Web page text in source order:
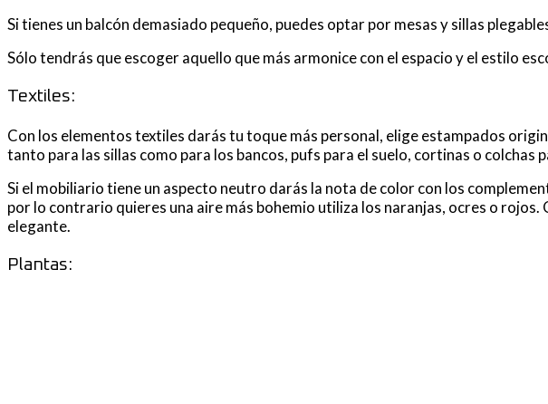
Si tienes un balcón demasiado pequeño, puedes optar por mesas y sillas
Sólo tendrás que escoger aquello que más armonice con el espacio y el estilo
Textiles:
Con los elementos textiles darás tu toque más personal, elige estampados
tanto para las sillas como para los bancos, pufs para el suelo, cortinas o colchas
Si el mobiliario tiene un aspecto neutro darás la nota de color con los
por lo contrario quieres una aire más bohemio utiliza los naranjas, ocres o
elegante.
Plantas: